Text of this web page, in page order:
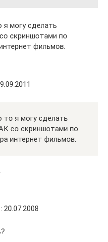
я могу сделать
скриншотами по
фильмов.
то я могу сделать
со скриншотами по
интернет фильмов.